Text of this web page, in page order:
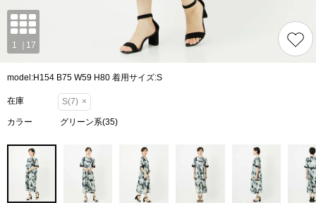
model:H154 B75 W59 H80 着用サイズ:S
在庫 S(7) ×
カラー グリーン系(35)